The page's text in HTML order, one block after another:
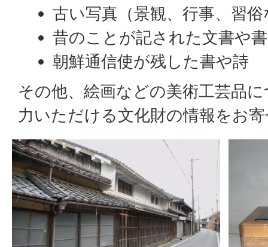
古い写真（景観、行事、習
昔のことが記された文書や
朝鮮通信使が残した書や詩
その他、絵画などの美術工芸品
力いただける文化財の情報をお